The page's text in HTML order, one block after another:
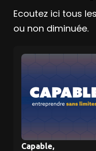
Ecoutez ici tous
ou non diminuée.
Capable,